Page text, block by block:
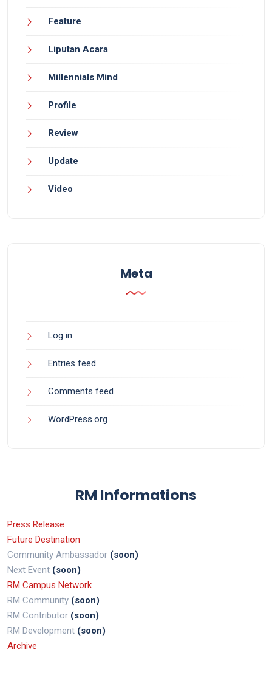
Feature
Liputan Acara
Millennials Mind
Profile
Review
Update
Video
Meta
Log in
Entries feed
Comments feed
WordPress.org
RM Informations
Press Release
Future Destination
Community Ambassador (soon)
Next Event (soon)
RM Campus Network
RM Community (soon)
RM Contributor (soon)
RM Development (soon)
Archive